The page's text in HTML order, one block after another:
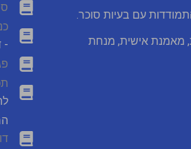
עם בעיות סוכר.
מאמנת אישית, מנחת
-